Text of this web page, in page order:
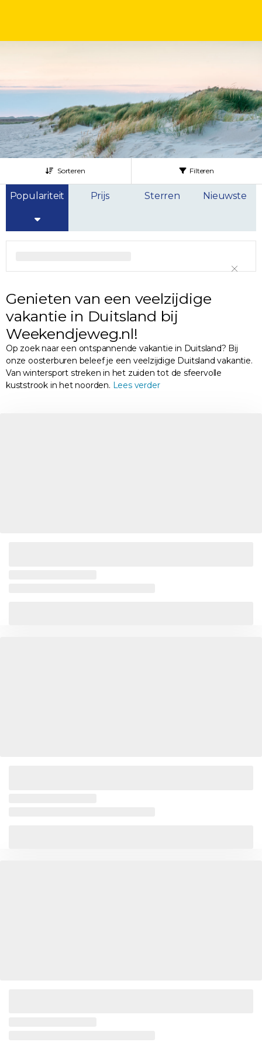
Sorteren Filteren
Populariteit Prijs Sterren Nieuwste
Genieten van een veelzijdige
vakantie in Duitsland bij
Weekendjeweg.nl!
Op zoek naar een ontspannende vakantie in Duitsland? Bij
onze oosterburen beleef je een veelzijdige Duitsland vakantie.
Van wintersport streken in het zuiden tot de sfeervolle
kuststrook in het noorden. Lees verder